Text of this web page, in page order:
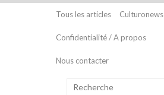
Tous les articles Culturonews
Confidentialité / A propos
Nous contacter